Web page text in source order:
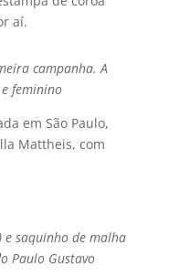
aí­.
campanha. A
feminino
em São Paulo,
Mattheis, com
e saquinho de malha
Paulo Gustavo